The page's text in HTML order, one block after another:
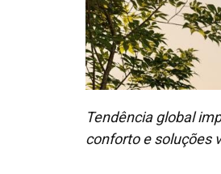
Tendência global
conforto e soluções